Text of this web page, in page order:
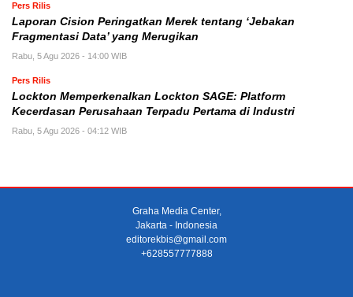
Pers Rilis
Laporan Cision Peringatkan Merek tentang ‘Jebakan
Fragmentasi Data’ yang Merugikan
Rabu, 5 Agu 2026 - 14:00 WIB
Pers Rilis
Lockton Memperkenalkan Lockton SAGE: Platform
Kecerdasan Perusahaan Terpadu Pertama di Industri
Rabu, 5 Agu 2026 - 04:12 WIB
Graha Media Center,
Jakarta - Indonesia
editorekbis@gmail.com
+628557777888